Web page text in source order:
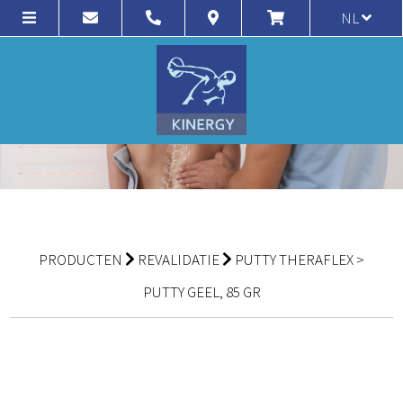
NL
PRODUCTEN REVALIDATIE PUTTY THERAFLEX>
PUTTY GEEL, 85 GR